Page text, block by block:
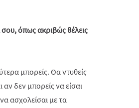
όπως ακριβώς θέλεις
μπορείς. Θα ντυθείς
δεν μπορείς να είσαι
ασχολείσαι με τα